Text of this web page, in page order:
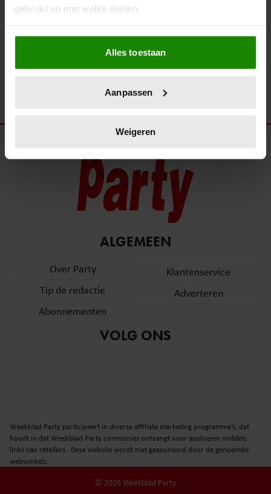
gebruikt en met welke doelen.
Als u het toestaat, willen we ook graag:
Informatie verzamelen over uw geografische
locatie, die tot een paar meter nauwkeurig kan zijn
scannen op specifieke eigenschappen (fingerprinting)
verwerkt en stel uw voorkeuren in het
intrekken in de Cookieverklaring.
We gebruiken cookies om content en advertenties te
personaliseren, om functies voor social media te bieden
en om ons websiteverkeer te analyseren. Ook delen we
partners voor social media, adverteren en analyse. Deze
informatie die u aan ze heeft verstrekt of die ze hebben
verzameld op basis van uw gebruik van hun services. U
gebruiken.
Alles toestaan
Aanpassen
Weigeren
ALGEMEEN
Over Party
Tip de redactie
Abonnementen
Klantenservice
Adverteren
VOLG ONS
Weekblad Party participeert in diverse affiliate marketing programma’s, dat
houdt in dat Weekblad Party commissies ontvangt voor aankopen middels
links van retailers. Deze website wordt niet gesponsord door de genoemde
webwinkels.
© 2026 Weekblad Party